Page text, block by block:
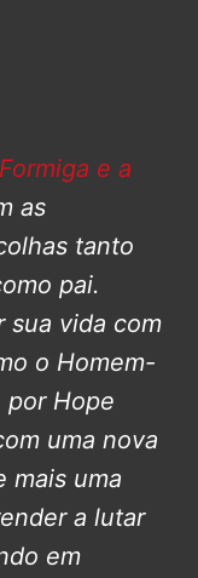
e a
as
tanto
pai.
sua vida com
o Homem-
por Hope
uma nova
mais uma
a lutar
em